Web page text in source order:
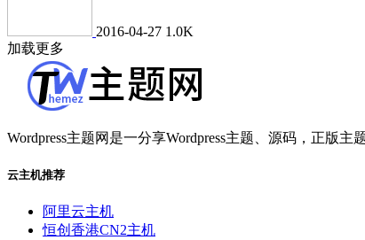
2016-04-27 1.0K
加载更多
Wordpress主题网是一分享Wordpress主题、源码，正版
云主机推荐
阿里云主机
恒创香港CN2主机